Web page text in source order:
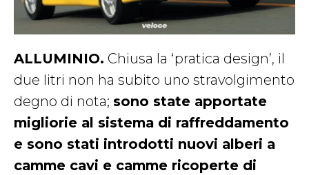
ALLUMINIO. Chiusa la ‘pratica design’, il
due litri non ha subito uno stravolgimento
degno di nota; sono state apportate
migliorie al sistema di raffreddamento
e sono stati introdotti nuovi alberi a
camme cavi e camme ricoperte di